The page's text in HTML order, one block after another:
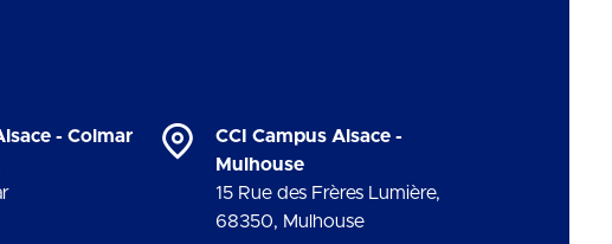
- Colmar
CCI Campus Alsace -
Mulhouse
15 Rue des Frères Lumière,
68350, Mulhouse